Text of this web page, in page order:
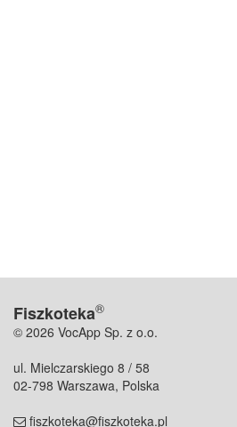
Fiszkoteka®
© 2026 VocApp Sp. z o.o.
ul. Mielczarskiego 8 / 58
02-798 Warszawa, Polska
fiszkoteka@fiszkoteka.pl